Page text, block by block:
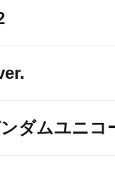
ダムユニコ